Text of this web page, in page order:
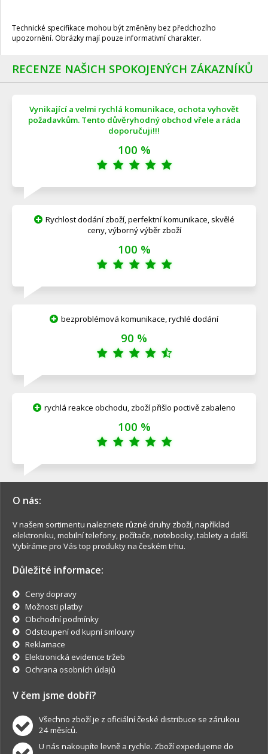
Technické specifikace mohou být změněny bez předchozího
upozornění. Obrázky mají pouze informativní charakter.
RECENZE NAŠICH SPOKOJENÝCH ZÁKAZNÍKŮ
Vynikající a velmi rychlá komunikace, ochota vyhovět
požadavkům. Tento důvěryhodný obchod vřele a ráda
doporučuji!!!
100 %
Rychlost dodání zboží, perfektní komunikace, skvělé
ceny, výborný výběr zboží
100 %
bezproblémová komunikace, rychlé dodání
90 %
rychlá reakce obchodu, zboží přišlo poctivě zabaleno
100 %
O nás:
V našem sortimentu naleznete různé druhy zboží, například
elektroniku, mobilní telefony, počítače, notebooky, tablety a další.
Vybíráme pro Vás top produkty na českém trhu.
Důležité informace:
Ceny dopravy
Možnosti platby
Obchodní podmínky
Odstoupení od kupní smlouvy
Reklamace
Elektronická evidence tržeb
Ochrana osobních údajů
V čem jsme dobří?
Všechno zboží je z oficiální české distribuce se zárukou
24 měsíců.
U nás nakoupíte levně a rychle. Zboží expedujeme do